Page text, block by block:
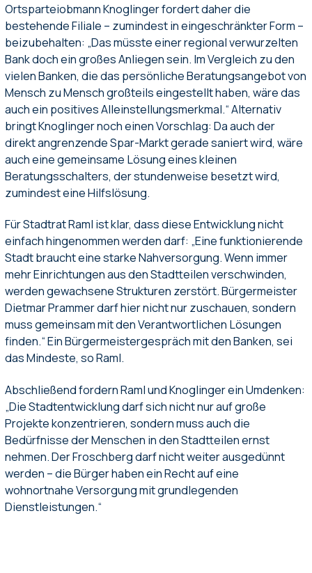
Ortsparteiobmann Knoglinger fordert daher die
bestehende Filiale – zumindest in eingeschränkter Form –
beizubehalten: „Das müsste einer regional verwurzelten
Bank doch ein großes Anliegen sein. Im Vergleich zu den
vielen Banken, die das persönliche Beratungsangebot von
Mensch zu Mensch großteils eingestellt haben, wäre das
auch ein positives Alleinstellungsmerkmal.“ Alternativ
bringt Knoglinger noch einen Vorschlag: Da auch der
direkt angrenzende Spar-Markt gerade saniert wird, wäre
auch eine gemeinsame Lösung eines kleinen
Beratungsschalters, der stundenweise besetzt wird,
zumindest eine Hilfslösung.
Für Stadtrat Raml ist klar, dass diese Entwicklung nicht
einfach hingenommen werden darf: „Eine funktionierende
Stadt braucht eine starke Nahversorgung. Wenn immer
mehr Einrichtungen aus den Stadtteilen verschwinden,
werden gewachsene Strukturen zerstört. Bürgermeister
Dietmar Prammer darf hier nicht nur zuschauen, sondern
muss gemeinsam mit den Verantwortlichen Lösungen
finden.“ Ein Bürgermeistergespräch mit den Banken, sei
das Mindeste, so Raml.
Abschließend fordern Raml und Knoglinger ein Umdenken:
„Die Stadtentwicklung darf sich nicht nur auf große
Projekte konzentrieren, sondern muss auch die
Bedürfnisse der Menschen in den Stadtteilen ernst
nehmen. Der Froschberg darf nicht weiter ausgedünnt
werden – die Bürger haben ein Recht auf eine
wohnortnahe Versorgung mit grundlegenden
Dienstleistungen.“